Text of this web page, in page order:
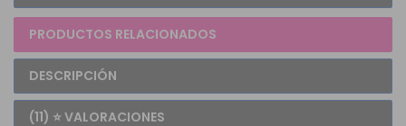
PRODUCTOS RELACIONADOS
DESCRIPCIÓN
(11) ⭐ VALORACIONES